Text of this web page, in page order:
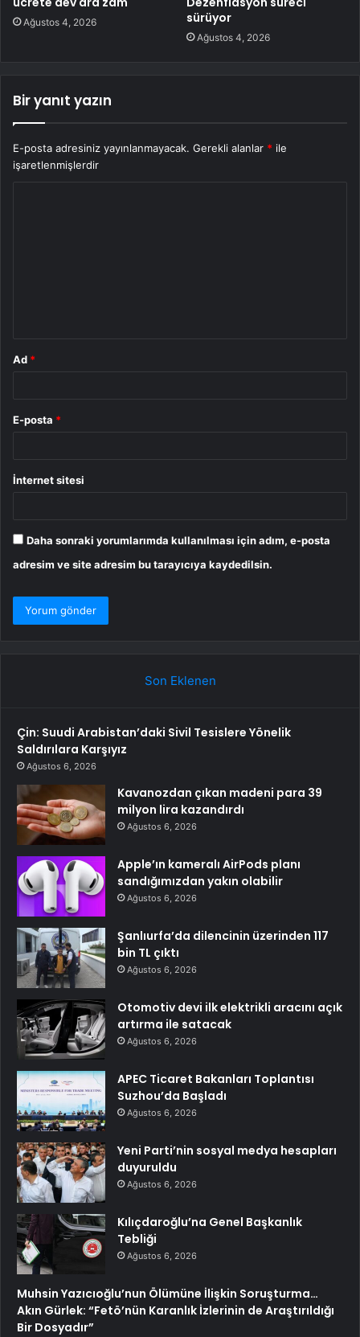
Ağustos 4, 2026
sürüyor
Ağustos 4, 2026
Bir yanıt yazın
E-posta adresiniz yayınlanmayacak. Gerekli alanlar * ile
işaretlenmişlerdir
Ad *
E-posta *
İnternet sitesi
Daha sonraki yorumlarımda kullanılması için adım, e-posta
adresim ve site adresim bu tarayıcıya kaydedilsin.
Son Eklenen
Çin: Suudi Arabistan’daki Sivil Tesislere Yönelik
Saldırılara Karşıyız
Ağustos 6, 2026
Kavanozdan çıkan madeni para 39
milyon lira kazandırdı
Ağustos 6, 2026
Apple’ın kameralı AirPods planı
sandığımızdan yakın olabilir
Ağustos 6, 2026
Şanlıurfa’da dilencinin üzerinden 117
bin TL çıktı
Ağustos 6, 2026
Otomotiv devi ilk elektrikli aracını açık
artırma ile satacak
Ağustos 6, 2026
APEC Ticaret Bakanları Toplantısı
Suzhou’da Başladı
Ağustos 6, 2026
Yeni Parti’nin sosyal medya hesapları
duyuruldu
Ağustos 6, 2026
Kılıçdaroğlu’na Genel Başkanlık
Tebliği
Ağustos 6, 2026
Muhsin Yazıcıoğlu’nun Ölümüne İlişkin Soruşturma…
Akın Gürlek: “Fetö’nün Karanlık İzlerinin de Araştırıldığı
Bir Dosyadır”